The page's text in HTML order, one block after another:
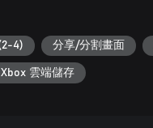
4) 分享/分割畫面
Xbox 雲端儲存